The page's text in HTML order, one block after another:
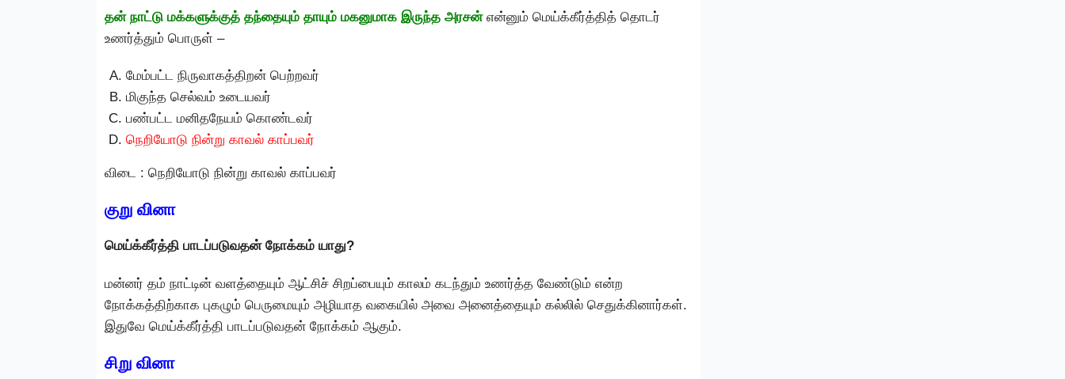
தன் நாட்டு மக்களுக்குத் தந்தையும் தாயும் மகனுமாக இருந்த அரசன் என்னும் மெய்க்கீர்த்தித் தொடர்
உணர்த்தும் பொருள் –
மேம்பட்ட நிருவாகத்திறன் பெற்றவர்
மிகுந்த செல்வம் உடையவர்
பண்பட்ட மனிதநேயம் கொண்டவர்
நெறியோடு நின்று காவல் காப்பவர்
விடை : நெறியோடு நின்று காவல் காப்பவர்
குறு வினா
மெய்க்கீர்த்தி பாடப்படுவதன் நோக்கம் யாது?
மன்னர் தம் நாட்டின் வளத்தையும் ஆட்சிச் சிறப்பையும் காலம் கடந்தும் உணர்த்த வேண்டும் என்ற
நோக்கத்திற்காக புகழும் பெருமையும் அழியாத வகையில் அவை அனைத்தையும் கல்லில் செதுக்கினார்கள்.
இதுவே மெய்க்கீர்த்தி பாடப்படுவதன் நோக்கம் ஆகும்.
சிறு வினா